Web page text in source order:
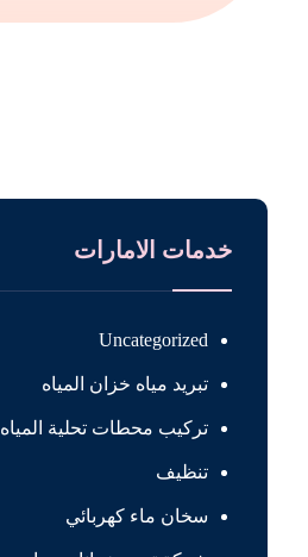
خدمات الامارات
Uncategorized
تبريد مياه خزان المياه
تركيب محطات تحلية المياه
تنظيف
سخان ماء كهربائي